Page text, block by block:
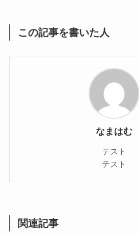
この記事を書いた人
なまはむ
テスト
テスト
関連記事